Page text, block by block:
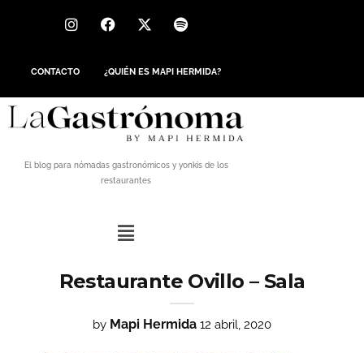
CONTACTO ¿QUIÉN ES MAPI HERMIDA?
El blog para nómadas gastronómicos y yonkis de los
restaurantes
Restaurante Ovillo – Sala
by Mapi Hermida 12 abril, 2020